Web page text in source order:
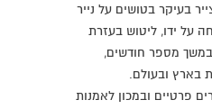
בעיקר בטושים על נייר
על ידו, ליטוש בעזרת
במשך מספר חודשים,
בארץ ובעולם.
פרטיים ובמכון לאמנות